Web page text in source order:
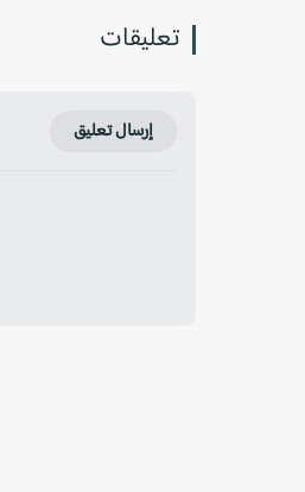
تعليقات
إرسال تعليق